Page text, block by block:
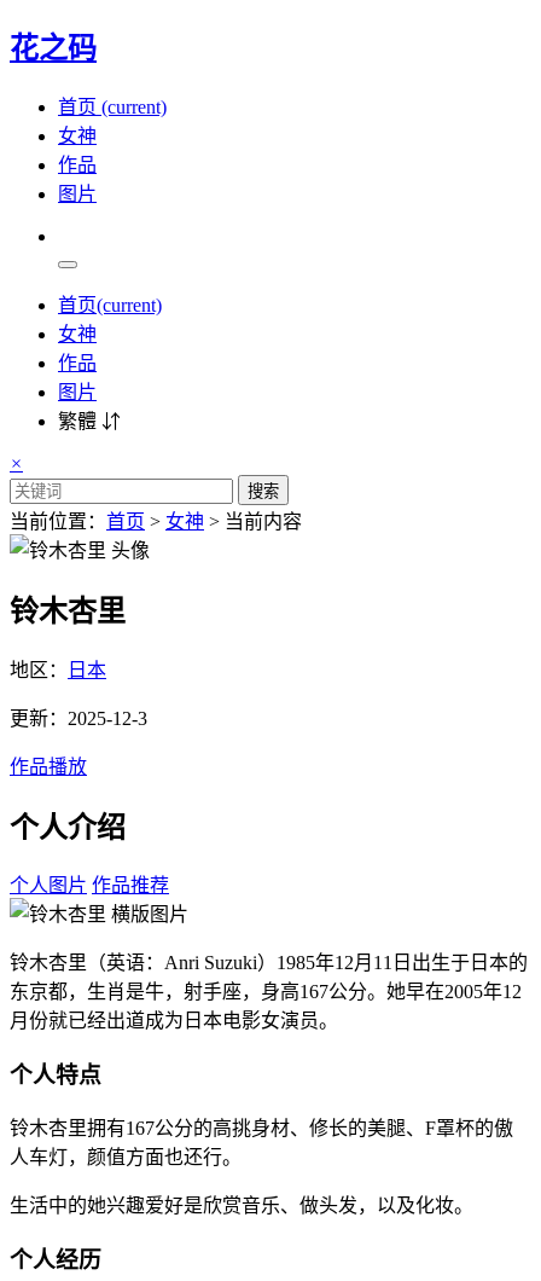
花之码
首页 (current)
女神
作品
图片
首页(current)
女神
作品
图片
繁體 ⇵
×
搜索
当前位置： 首页 > 女神 > 当前内容
铃木杏里
地区： 日本
更新：2025-12-3
作品播放
个人介绍
个人图片 作品推荐
铃木杏里（英语：Anri Suzuki）1985年12月11日出生于日本的
东京都，生肖是牛，射手座，身高167公分。她早在2005年12
月份就已经出道成为日本电影女演员。
个人特点
铃木杏里拥有167公分的高挑身材、修长的美腿、F罩杯的傲
人车灯，颜值方面也还行。
生活中的她兴趣爱好是欣赏音乐、做头发，以及化妆。
个人经历